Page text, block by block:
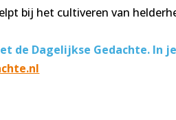
bij het cultiveren van
de Dagelijkse Gedachte. In